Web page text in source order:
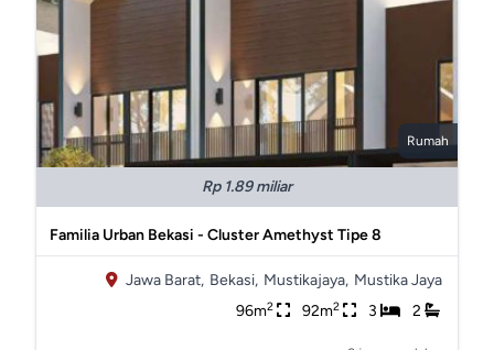
Rumah
Rp 1.89 miliar
Familia Urban Bekasi - Cluster Amethyst Tipe 8
Jawa Barat, Bekasi, Mustikajaya, Mustika Jaya
96m2 92m2 3 2